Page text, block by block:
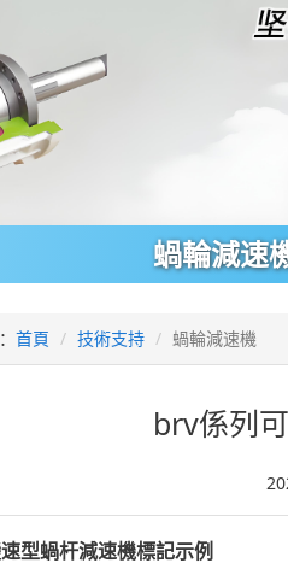
蝸輪減速
首頁 技術支持 蝸輪減速機
brv係列
型蝸杆減速機標記示例